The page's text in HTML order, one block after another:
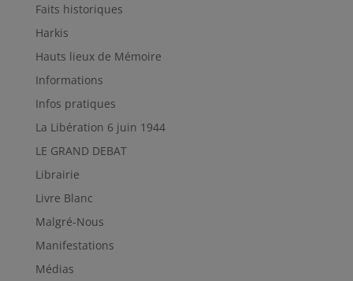
Faits historiques
Harkis
Hauts lieux de Mémoire
Informations
Infos pratiques
La Libération 6 juin 1944
LE GRAND DEBAT
Librairie
Livre Blanc
Malgré-Nous
Manifestations
Médias